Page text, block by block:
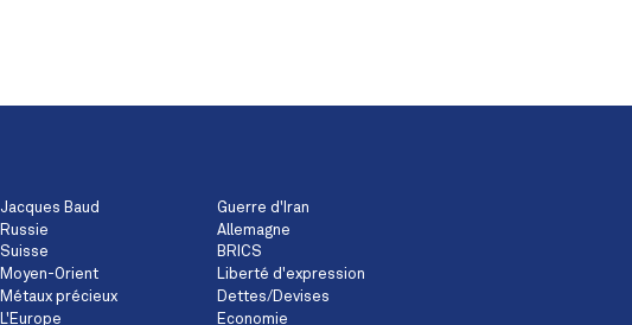
Jacques Baud
Guerre d'Iran
Russie
Allemagne
Suisse
BRICS
Moyen-Orient
Liberté d'expression
Métaux précieux
Dettes/Devises
L'Europe Economie